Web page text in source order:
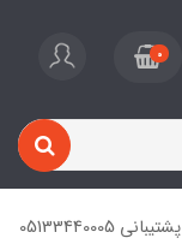
0
پشتیبانی 05133440005